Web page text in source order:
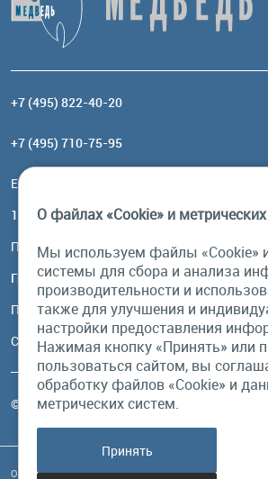
+7 (495) 822-40-20
+7 (495) 710-75-95
Email:
117485, Москва, ул. Профсоюзная, 84/32,
Посмотреть на карте
График работы
Пн-Пт: с 10:00 до 18:00
Сб, Вс: выходной
© Бурый Медведь MMXXVI. Все права
Обращаем Ваше внимание на то, что данный
О файлах «Cookie» и
Мы используем файлы «Cookie»
системы для сбора и анализа
производительности и
также для улучшения и
настройки предоставления
Нажимая кнопку «Принять» или
пользоваться сайтом, вы
обработку файлов «Cookie» и
метрических систем.
Принять